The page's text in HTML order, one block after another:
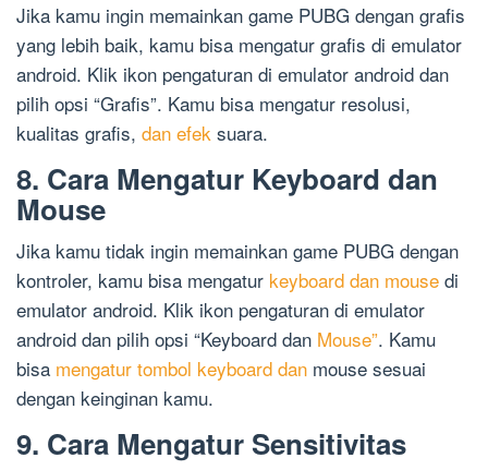
Jika kamu ingin memainkan game PUBG dengan grafis
yang lebih baik, kamu bisa mengatur grafis di emulator
android. Klik ikon pengaturan di emulator android dan
pilih opsi “Grafis”. Kamu bisa mengatur resolusi,
kualitas grafis, dan efek suara.
8. Cara Mengatur Keyboard dan
Mouse
Jika kamu tidak ingin memainkan game PUBG dengan
kontroler, kamu bisa mengatur keyboard dan mouse di
emulator android. Klik ikon pengaturan di emulator
android dan pilih opsi “Keyboard dan Mouse”. Kamu
bisa mengatur tombol keyboard dan mouse sesuai
dengan keinginan kamu.
9. Cara Mengatur Sensitivitas